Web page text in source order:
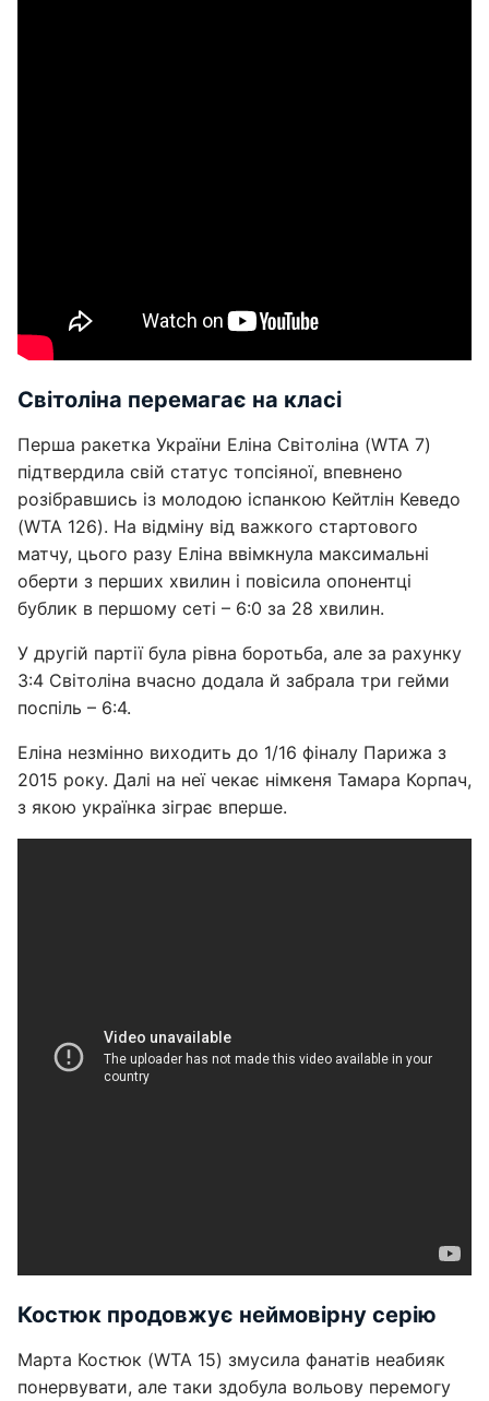
Світоліна перемагає на класі
Перша ракетка України Еліна Світоліна (WTA 7)
підтвердила свій статус топсіяної, впевнено
розібравшись із молодою іспанкою Кейтлін Кеведо
(WTA 126). На відміну від важкого стартового
матчу, цього разу Еліна ввімкнула максимальні
оберти з перших хвилин і повісила опонентці
бублик в першому сеті – 6:0 за 28 хвилин.
У другій партії була рівна боротьба, але за рахунку
3:4 Світоліна вчасно додала й забрала три гейми
поспіль – 6:4.
Еліна незмінно виходить до 1/16 фіналу Парижа з
2015 року. Далі на неї чекає німкеня Тамара Корпач,
з якою українка зіграє вперше.
Костюк продовжує неймовірну серію
Марта Костюк (WTA 15) змусила фанатів неабияк
понервувати, але таки здобула вольову перемогу